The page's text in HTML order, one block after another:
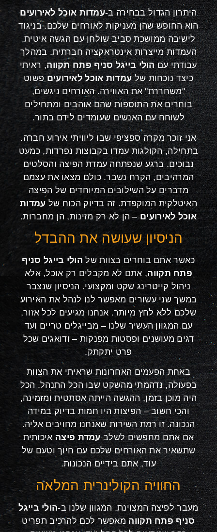
היתרון הגדול בבחירה ב-עמדות אוכל לאירועים
הוא החופש שהן מעניקות לאורחים שלכם. בניגוד
לישיבה ממושכת סביב שולחן עם הגשה איטית,
העמדות מייצרות אינטראקציה חברתית. במהלך
עבודתי עםהולי בייגל סניף פתח תקווה, ראיתי
כיצד נוכחות שלעמדות אוכל לאירועיםפשוט
"משחררת" את האווירה. האורחים ניגשים,
בוחרים את התוספות שהם אוהבים ומתחילים
לשוחח עם האנשים שעומדים לידם בתור.
אני זוכר מקרה ספציפי שבו ליוויתי אירוע חברה.
בתחילה, הקולגות עמדו בקבוצות נפרדות, כמעט
נבוכים. ברגע שנפתחה עמדת הפיצה והסלטים
המרהיבים, הקרח נשבר. כולם מצאו את עצמם
מדברים על השילובים המיוחדים של הפיצה
האיטלקית המוקפדת. זה בדיוק הכוח של עמדות
אוכל לאירועים– הן לא רק מזינות, הן מחברות.
הניסיון שעושה את ההבדל
כאשר אתם בוחרים בצוות של הולי בייגל סניף
פתח תקווה, אתם לא מקבלים רק אוכל, אלא
ניהול קייטרינג שקט ומקצועי. הניסיון שנצבר
במשך שני עשורים מאפשר לנו לנהל את האירוע
שלכם ללא לחץ מיותר. אנחנו מגיעים לכל אזור,
עם המגוון העשיר שלנו – מבייגלים טריים ועד
דגים מעושנים ופסטות מפנקות – ודואגים שכל
פרט יתקתק.
באחת הפעמים האחרונות שראיתי את הצוות
בפעולה, נדהמתי מהשקט שבו הכל התנהל. הכל
היה מוכן בזמן, ההגשה הייתה אסתטית ומזמינה,
והכי חשוב – הפיצות היו חמות בדיוק במידה
הנכונה. זו רמת השירות שאנחנו מחויבים אליה.
אם אתם מחפשים לשלבעמדת פיצה איכותית
שתשאיר את האורחים שלכם עם חיוך וטעם של
עוד, אתם בידיים הנכונות.
החוויה הקולינרית המלאה
מעבר לפיצה המצוינת, המגוון שלנו ב-הולי בייגל
סניף פתח תקווה מאפשר לכם להרכיב תפריט